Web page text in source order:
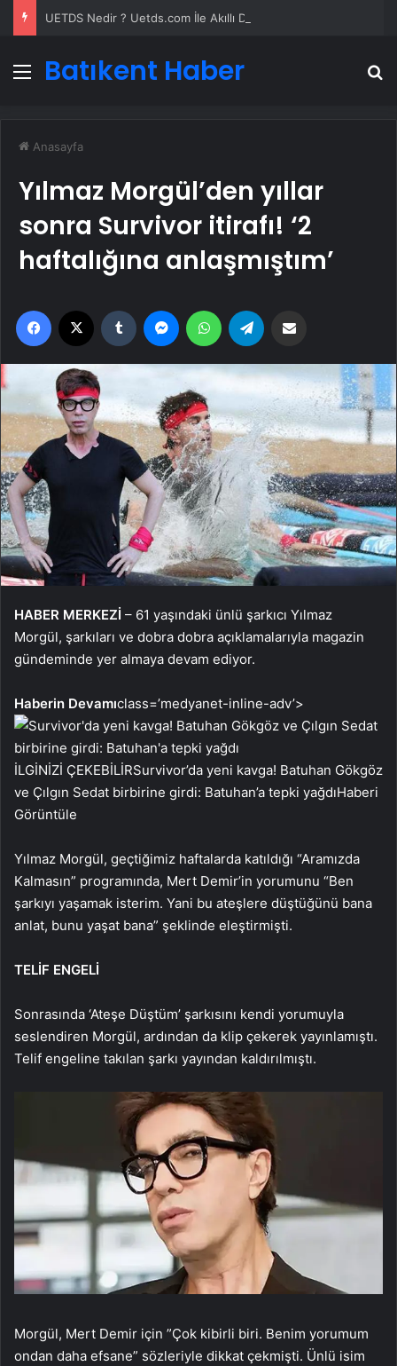
Menü
Batıkent Haber
Anasayfa
Yılmaz Morgül’den yıllar
sonra Survivor itirafı! ‘2
haftalığına anlaşmıştım’
Facebook Tumblr MessengerWhatsApp
HABER MERKEZİ – 61 yaşındaki ünlü şarkıcı Yılmaz
Morgül, şarkıları ve dobra dobra açıklamalarıyla magazin
gündeminde yer almaya devam ediyor.
Haberin Devamıclass=’medyanet-inline-adv’>
İLGİNİZİ ÇEKEBİLİRSurvivor’da yeni kavga! Batuhan Gökgöz
ve Çılgın Sedat birbirine girdi: Batuhan’a tepki yağdıHaberi
Görüntüle
Yılmaz Morgül, geçtiğimiz haftalarda katıldığı “Aramızda
Kalmasın” programında, Mert Demir’in yorumunu “Ben
şarkıyı yaşamak isterim. Yani bu ateşlere düştüğünü bana
anlat, bunu yaşat bana” şeklinde eleştirmişti.
TELİF ENGELİ
Sonrasında ‘Ateşe Düştüm’ şarkısını kendi yorumuyla
seslendiren Morgül, ardından da klip çekerek yayınlamıştı.
Telif engeline takılan şarkı yayından kaldırılmıştı.
Morgül, Mert Demir için ”Çok kibirli biri. Benim yorumum
ondan daha efsane” sözleriyle dikkat çekmişti. Ünlü isim